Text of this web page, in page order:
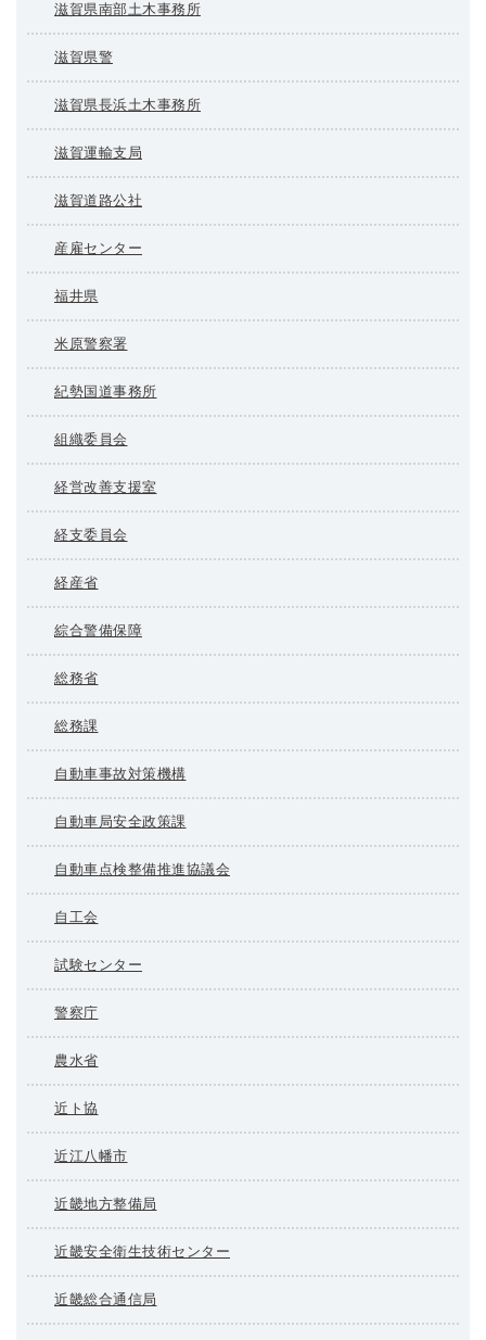
滋賀県南部土木事務所
滋賀県警
滋賀県長浜土木事務所
滋賀運輸支局
滋賀道路公社
産雇センター
福井県
米原警察署
紀勢国道事務所
組織委員会
経営改善支援室
経支委員会
経産省
綜合警備保障
総務省
総務課
自動車事故対策機構
自動車局安全政策課
自動車点検整備推進協議会
自工会
試験センター
警察庁
農水省
近ト協
近江八幡市
近畿地方整備局
近畿安全衛生技術センター
近畿総合通信局